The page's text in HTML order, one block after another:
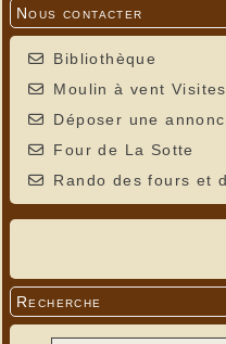
Nous contacter
Bibliothèque
Moulin à vent Visites
Déposer une
Four de La Sotte
Rando des fours et
Recherche